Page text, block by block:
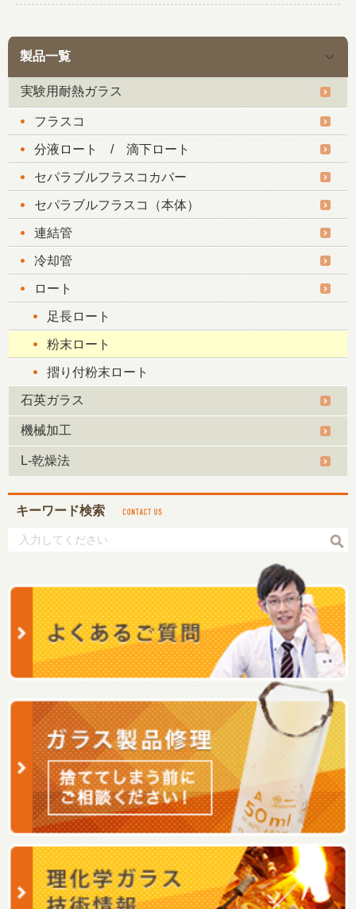
製品一覧
実験用耐熱ガラス
フラスコ
分液ロート / 滴下ロート
セパラブルフラスコカバー
セパラブルフラスコ（本体）
連結管
冷却管
ロート
足長ロート
粉末ロート
摺り付粉末ロート
石英ガラス
機械加工
L-乾燥法
キーワード検索